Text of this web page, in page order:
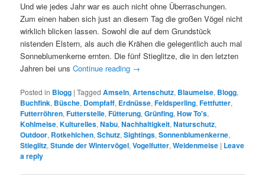
Und wie jedes Jahr war es auch nicht ohne Überraschungen.
Zum einen haben sich just an diesem Tag die großen Vögel nicht
wirklich blicken lassen. Sowohl die auf dem Grundstück
nistenden Elstern, als auch die Krähen die gelegentlich auch mal
Sonneblumenkerne ernten. Die fünf Stieglitze, die in den letzten
Jahren bei unsContinue reading →
Posted in Blogg |Tagged Amseln,Artenschutz, Blaumeise, Blogg,
Buchfink, Büsche, Dompfaff, Erdnüsse,Feldsperling,Fettfutter,
Futterröhren,Futterstelle,Fütterung,Grünfing,How To's,
Kohlmeise,Kulturelles,Nabu,Nachhaltigkeit,Naturschutz,
Outdoor, Rotkehlchen,Schutz,Sightings,Sonnenblumenkerne,
Stieglitz,Stunde der Wintervögel,Vogelfutter,Weidenmeise | Leave
a reply